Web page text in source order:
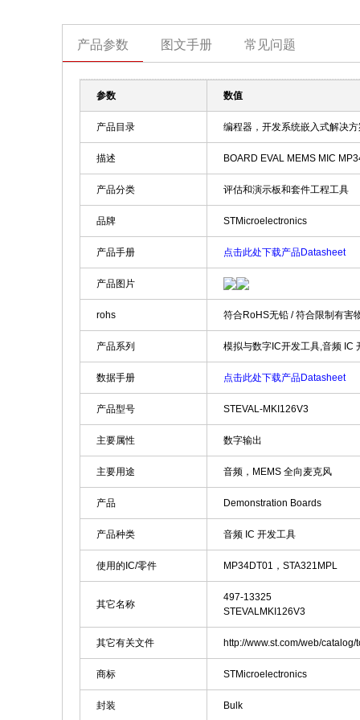
产品参数 图文手册 常见问题
参数 数值
产品目录 编程器，开发系统嵌入式解决方
描述 BOARD EVAL MEMS MIC
产品分类 评估和演示板和套件工程工具
品牌 STMicroelectronics
产品手册 点击此处下载产品Datasheet
产品图片
rohs 符合RoHS无铅 / 符合限制有害
产品系列 模拟与数字IC开发工具,音频 IC
数据手册 点击此处下载产品Datasheet
产品型号 STEVAL-MKI126V3
主要属性 数字输出
主要用途 音频，MEMS 全向麦克风
产品 Demonstration Boards
产品种类 音频 IC 开发工具
使用的IC/零件 MP34DT01，STA321MPL
其它名称
497-13325
STEVALMKI126V3
其它有关文件 http://www.st.com/web/
商标 STMicroelectronics
封装 Bulk